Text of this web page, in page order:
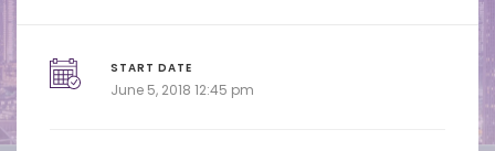
START DATE
June 5, 2018 12:45 pm